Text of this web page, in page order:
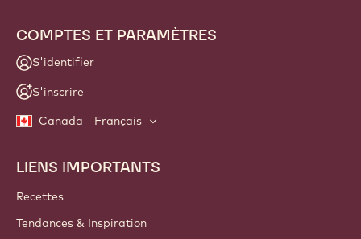
COMPTES ET PARAMÈTRES
S'identifier
S'inscrire
Canada - Français
Footer
Callebaut
LIENS IMPORTANTS
Recettes
Tendances & Inspiration